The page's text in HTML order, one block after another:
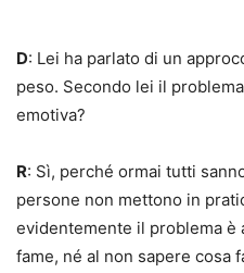
D: Lei ha parlato di un
peso. Secondo lei il
emotiva?
R: Sì, perché ormai tutti
persone non mettono in
evidentemente il problema è
fame, né al non sapere cosa